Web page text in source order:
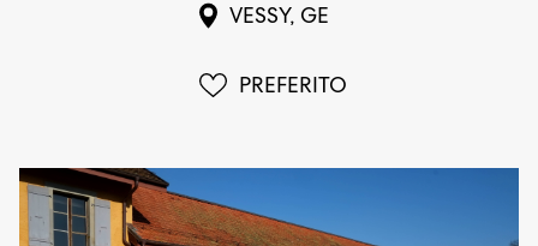
VESSY, GE
PREFERITO